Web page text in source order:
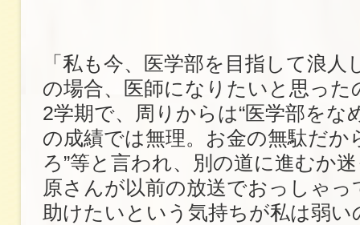
「私も今、医学部を目指して浪人
の場合、医師になりたいと思った
2学期で、周りからは“医学部をな
の成績では無理。お金の無駄だか
ろ”等と言われ、別の道に進むか
原さんが以前の放送でおっしゃっ
助けたいという気持ちが私は弱